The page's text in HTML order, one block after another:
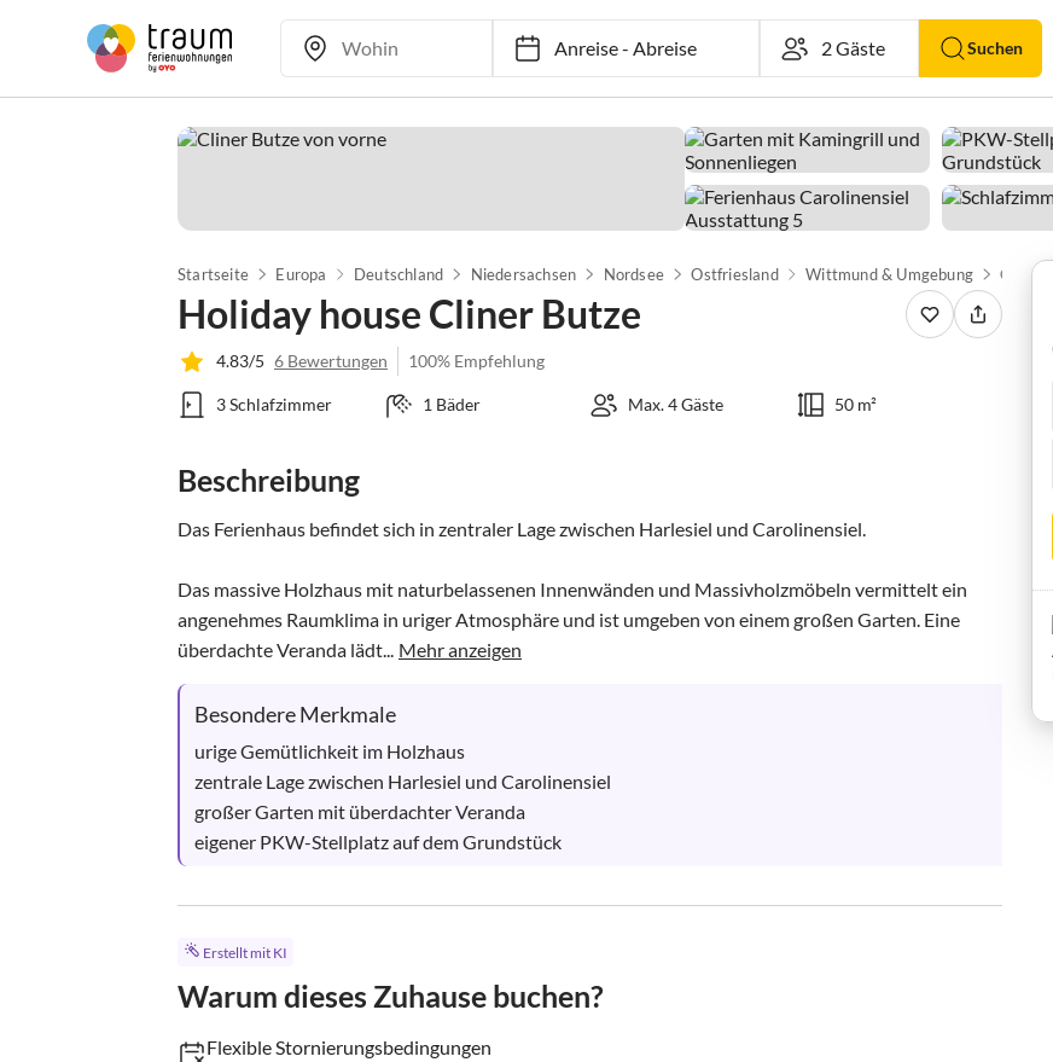
Anreise-Abreise Suchen
Startseite Europa Deutschland Niedersachsen Nordsee Ostfriesland Wittmund & Umgebung
Holiday house Cliner Butze
4.83/5 6 Bewertungen 100% Empfehlung
3 Schlafzimmer 1 Bäder Max. 4 Gäste 50 m²
Beschreibung
Das Ferienhaus befindet sich in zentraler Lage zwischen Harlesiel und Carolinensiel.
Das massive Holzhaus mit naturbelassenen Innenwänden und Massivholzmöbeln vermittelt ein
angenehmes Raumklima in uriger Atmosphäre und ist umgeben von einem großen Garten. Eine
überdachte Veranda lädt... Mehr anzeigen
Besondere Merkmale
urige Gemütlichkeit im Holzhaus
zentrale Lage zwischen Harlesiel und Carolinensiel
großer Garten mit überdachter Veranda
eigener PKW-Stellplatz auf dem Grundstück
Erstellt mit KI
Warum dieses Zuhause buchen?
Flexible Stornierungsbedingungen